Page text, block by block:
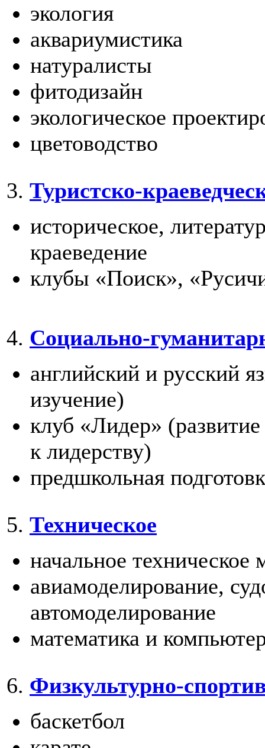
экология
аквариумистика
натуралисты
фитодизайн
экологическое
цветоводство
3. Туристско-
историческое,
краеведение
клубы «Поиск»,
4. Социально-
английский и русский
изучение)
клуб «Лидер»
к лидерству)
предшкольная
5. Техническое
начальное техническое
авиамоделирование,
автомоделирование
математика и
6. Физкультурно-
баскетбол